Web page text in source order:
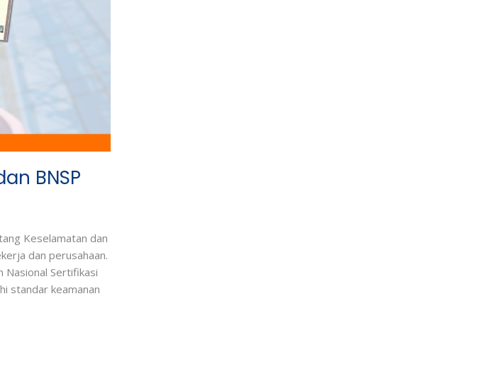
BNSP
Keselamatan dan
dan perusahaan.
Nasional Sertifikasi
standar keamanan